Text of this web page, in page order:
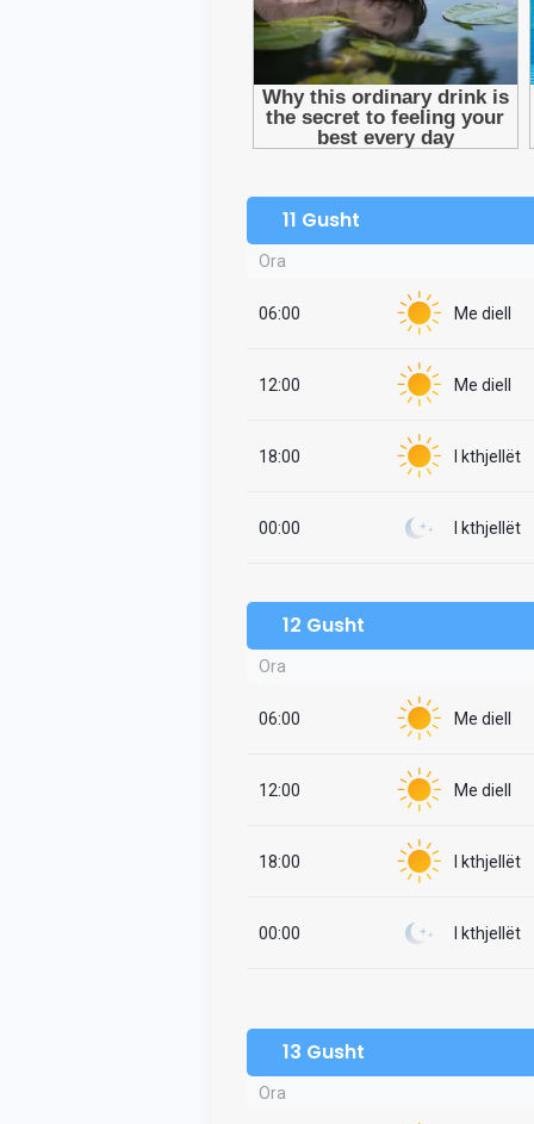
11 Gusht
Ora
06:00 Me diell
12:00 Me diell
18:00 I kthjellët
00:00 I kthjellët
12 Gusht
Ora
06:00 Me diell
12:00 Me diell
18:00 I kthjellët
00:00 I kthjellët
13 Gusht
Ora